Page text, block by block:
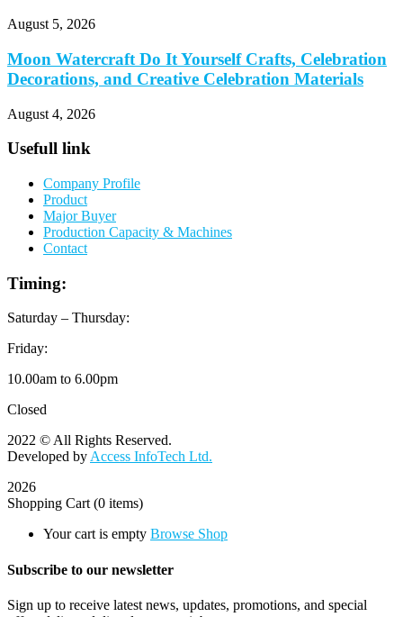
August 5, 2026
Moon Watercraft Do It Yourself Crafts, Celebration
Decorations, and Creative Celebration Materials
August 4, 2026
Usefull link
Company Profile
Product
Major Buyer
Production Capacity & Machines
Contact
Timing:
Saturday – Thursday:
Friday:
10.00am to 6.00pm
Closed
2022 © All Rights Reserved.
Developed byAccess InfoTech Ltd.
2026
Shopping Cart(0 items)
Your cart is empty Browse Shop
Subscribe to our newsletter
Sign up to receive latest news, updates, promotions, and special